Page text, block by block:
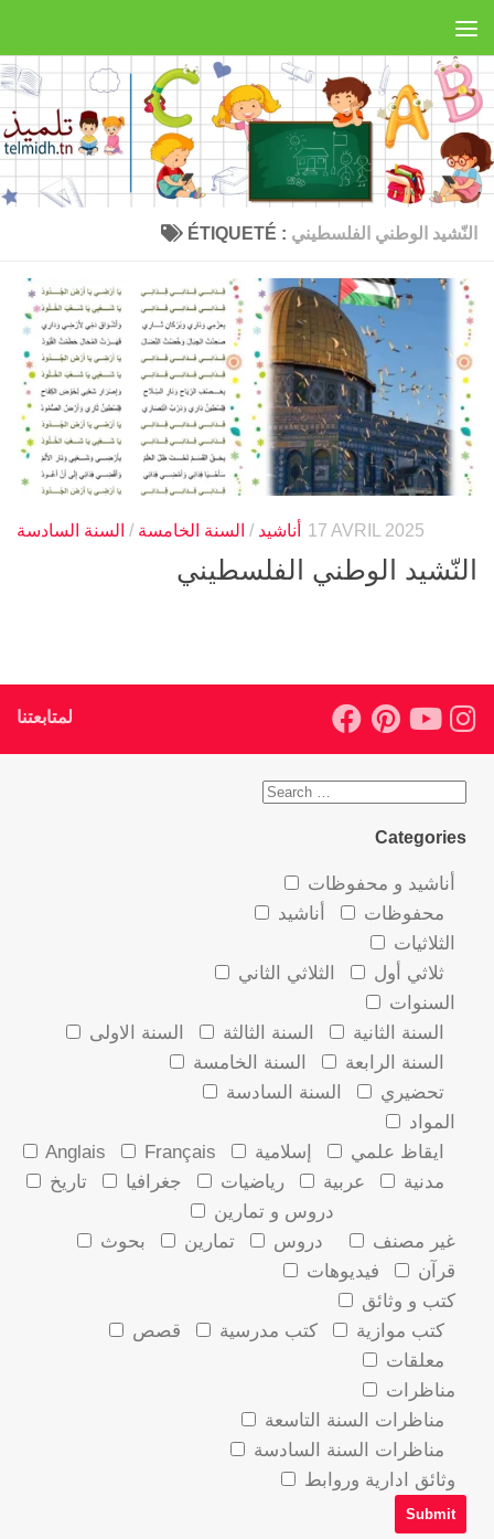
Telmidh
ÉTIQUETÉ : النّشيد الوطني الفلسطيني
أناشيد / السنة الخامسة / السنة السادسة 17 AVRIL 2025
النّشيد الوطني الفلسطيني
لمتابعتنا
Categories
أناشيد و محفوظات
أناشيد
محفوظات
الثلاثيات
الثلاثي الثاني
ثلاثي أول
السنوات
السنة الاولى
السنة الثالثة
السنة الثانية
السنة الخامسة
السنة الرابعة
السنة السادسة
تحضيري
المواد
Anglais
Français إسلامية
ايقاظ علمي
تاريخ
جغرافيا رياضيات عربية مدنية
بحوث
دروس و تمارين
تمارين
دروس
غير مصنف
فيديوهات
قرآن
كتب و وثائق
قصص
كتب مدرسية
كتب موازية
معلقات
مناظرات
مناظرات السنة التاسعة
مناظرات السنة السادسة
وثائق ادارية وروابط